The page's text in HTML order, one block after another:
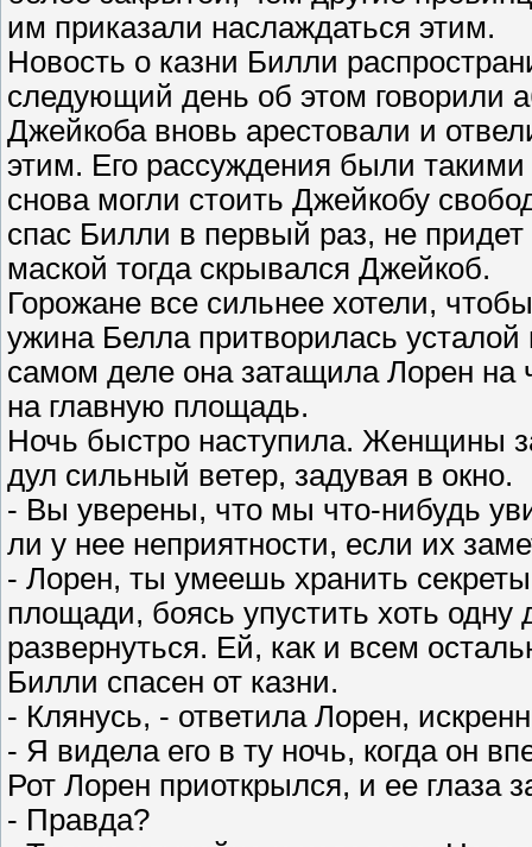
им приказали наслаждаться этим.
Новость о казни Билли
следующий день об этом говорили
Джейкоба вновь арестовали и
этим. Его рассуждения были
снова могли стоить Джейкобу
спас Билли в первый раз, не
маской тогда скрывался Джейкоб.
Горожане все сильнее хотели,
ужина Белла притворилась
самом деле она затащила Лорен на
на главную площадь.
Ночь быстро наступила. Женщины
дул сильный ветер, задувая в окно.
- Вы уверены, что мы что-нибудь
ли у нее неприятности, если их
- Лорен, ты умеешь хранить
площади, боясь упустить хоть
развернуться. Ей, как и всем
Билли спасен от казни.
- Клянусь, - ответила Лорен,
- Я видела его в ту ночь, когда он
Рот Лорен приоткрылся, и ее глаза
- Правда?